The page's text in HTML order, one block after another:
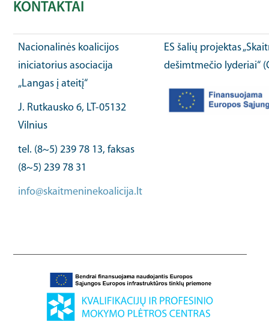
KONTAKTAI
Nacionalinės koalicijos
iniciatorius asociacija
„Langas į ateitį“
J. Rutkausko 6, LT-05132
Vilnius
tel. (8~5) 239 78 13, faksas
(8~5) 239 78 31
info@skaitmeninekoalicija.lt
ES šalių projektas
dešimtmečio lyderiai“